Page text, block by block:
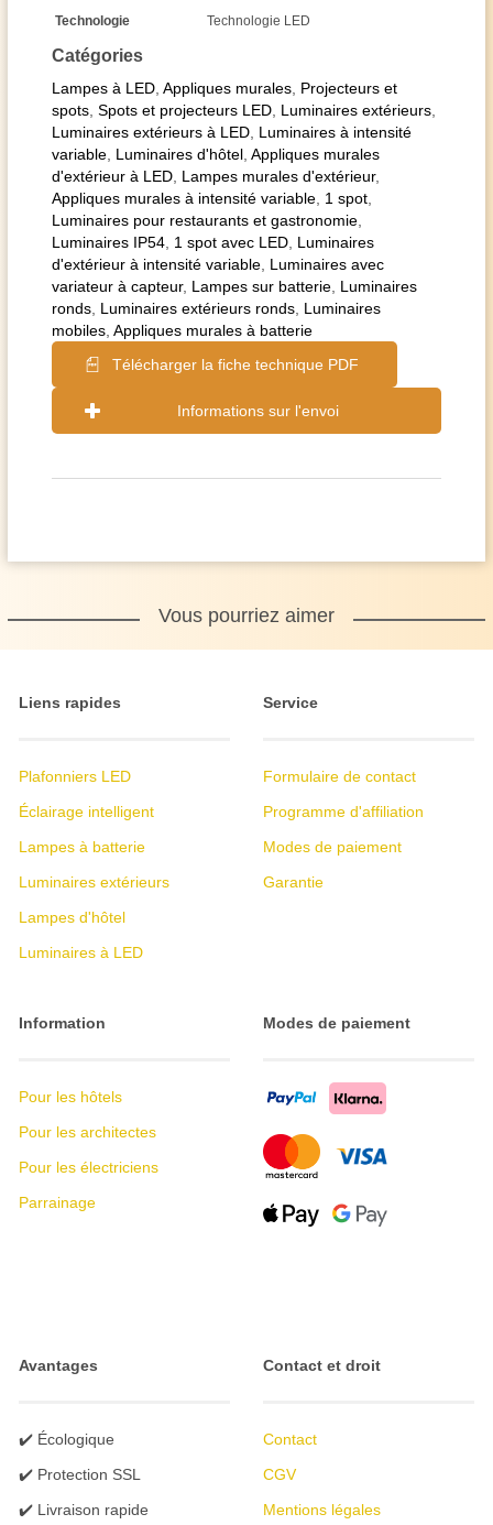
Catégories
Lampes à LED Appliques murales Projecteurs et
spots Spots et projecteurs LED Luminaires extérieurs
Luminaires extérieurs à LED Luminaires à intensité
variable Luminaires d'hôtel Appliques murales
d'extérieur à LED Lampes murales d'extérieur,
Appliques murales à intensité variable 1 spot
Luminaires pour restaurants et gastronomie
Luminaires IP54 1 spot avec LED Luminaires
d'extérieur à intensité variable Luminaires avec
variateur à capteur, Lampes sur batterie Luminaires
ronds Luminaires extérieurs ronds Luminaires
mobiles Appliques murales à batterie
Télécharger la fiche technique PDF
Informations sur l'envoi
Technologie Technologie LED
Vous pourriez aimer
Liens rapides
Plafonniers LED
Éclairage intelligent
Lampes à batterie
Luminaires extérieurs
Lampes d'hôtel
Luminaires à LED
Service
Formulaire de contact
Programme d'affiliation
Modes de paiement
Garantie
Information
Pour les hôtels
Pour les architectes
Pour les électriciens
Parrainage
Modes de paiement
Avantages
✔️ Écologique
✔️ Protection SSL
✔️ Livraison rapide
Contact et droit
Contact
CGV
Mentions légales